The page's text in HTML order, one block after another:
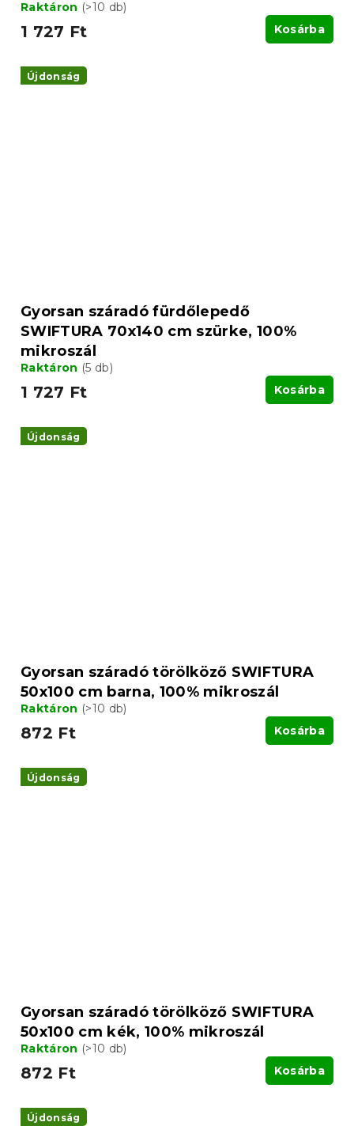
Raktáron (>10 db)
1 727 Ft Kosárba
Újdonság
Gyorsan száradó fürdőlepedő
SWIFTURA 70x140 cm szürke, 100%
mikroszál
Raktáron (5 db)
1 727 Ft Kosárba
Újdonság
Gyorsan száradó törölköző SWIFTURA
50x100 cm barna, 100% mikroszál
Raktáron (>10 db)
872 Ft Kosárba
Újdonság
Gyorsan száradó törölköző SWIFTURA
50x100 cm kék, 100% mikroszál
Raktáron (>10 db)
872 Ft Kosárba
Újdonság